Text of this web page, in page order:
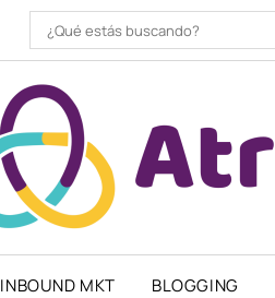
INBOUND MKT BLOGGING